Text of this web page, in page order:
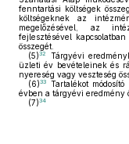
fenntartási költségek
költségeknek az
megelőzésével, az
fejlesztésével
összegét.
(5)32
Tárgyévi
üzleti év bevételeinek és
nyereség vagy veszteség
(6)33
Tartalékot
évben a tárgyévi eredmény
(7)34